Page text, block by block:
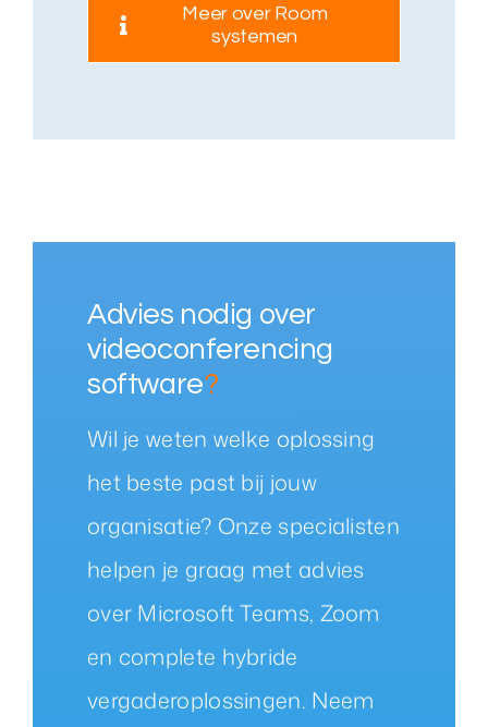
Meer over Room
systemen
Advies nodig over
videoconferencing
software?
Wil je weten welke oplossing
het beste past bij jouw
organisatie? Onze specialisten
helpen je graag met advies
over Microsoft Teams, Zoom
en complete hybride
vergaderoplossingen. Neem